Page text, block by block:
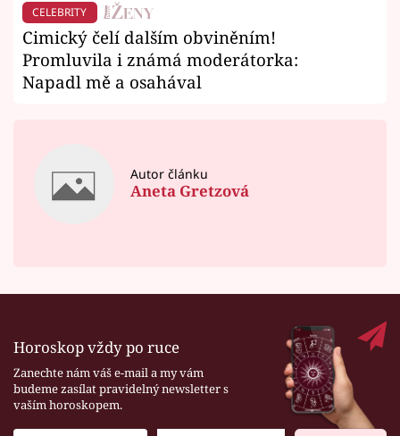
CELEBRITY
Cimický čelí dalším obviněním!
Promluvila i známá moderátorka:
Napadl mě a osahával
Autor článku
Aneta Gretzová
Horoskop vždy po ruce
Zanechte nám váš e-mail a my vám
budeme zasílat pravidelný newsletter s
vaším horoskopem.